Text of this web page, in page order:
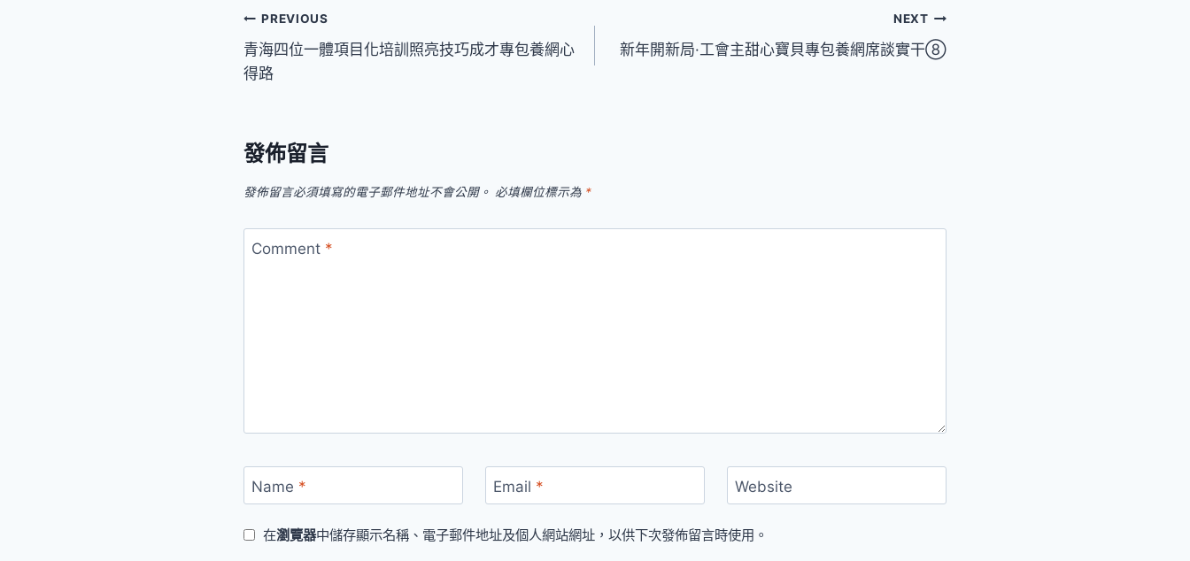
文
章
覽
PREVIOUS
青海四位一體項目化培訓照亮技巧成才專包養網心
得路
NEXT
新年開新局·工會主甜心寶貝專包養網席談實干⑧
發佈留言
發佈留言必須填寫的電子郵件地址不會公開。 必填欄位標示為 *
Comment *
Name * Email * Website
在瀏覽器中儲存顯示名稱、電子郵件地址及個人網站網址，以供下次發佈留言時使用。